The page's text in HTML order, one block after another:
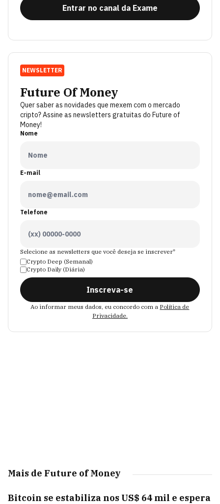
Entrar no canal da Exame
NEWSLETTER
Future Of Money
Quer saber as novidades que mexem com o mercado
cripto? Assine as newsletters gratuitas do Future of
Money!
Nome
E-mail
Telefone
Selecione as newsletters que você deseja se inscrever*
Crypto Deep (Semanal)
Crypto Daily (Diária)
Inscreva-se
Ao informar meus dados, eu concordo com a Política de
Privacidade.
Mais de Future of Money
Bitcoin se estabiliza nos US$ 64 mil e espera